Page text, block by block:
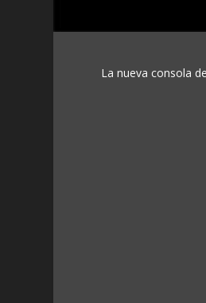
La nueva consola